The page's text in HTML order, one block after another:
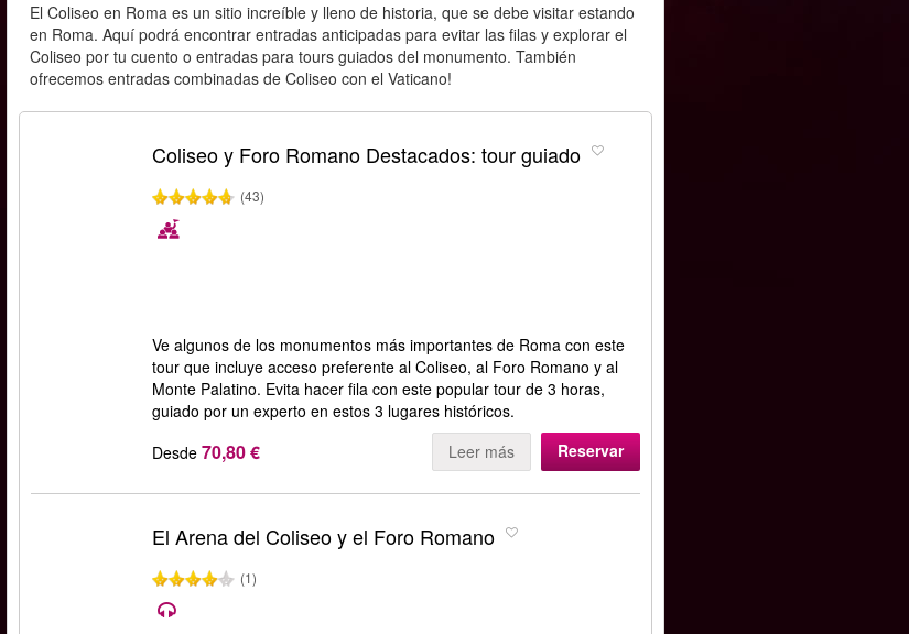
El Coliseo en Roma es un sitio increíble y lleno de historia, que se debe visitar estando
en Roma. Aquí podrá encontrar entradas anticipadas para evitar las filas y explorar el
Coliseo por tu cuento o entradas para tours guiados del monumento. También
ofrecemos entradas combinadas de Coliseo con el Vaticano!
Coliseo y Foro Romano Destacados: tour guiado
(43)
Ve algunos de los monumentos más importantes de Roma con este
tour que incluye acceso preferente al Coliseo, al Foro Romano y al
Monte Palatino. Evita hacer fila con este popular tour de 3 horas,
guiado por un experto en estos 3 lugares históricos.
Desde 70,80 € Leer más Reservar
El Arena del Coliseo y el Foro Romano
(1)